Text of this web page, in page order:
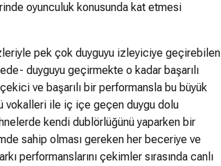
oyunculuk konusunda kat etmesi
pek çok duyguyu izleyiciye geçirebilen
duyguyu geçirmekte o kadar başarılı
ve başarılı bir performansla bu büyük
vokalleri ile iç içe geçen duygu dolu
kendi dublörlüğünü yaparken bir
sahip olması gereken her beceriye ve
performanslarını çekimler sırasında canlı